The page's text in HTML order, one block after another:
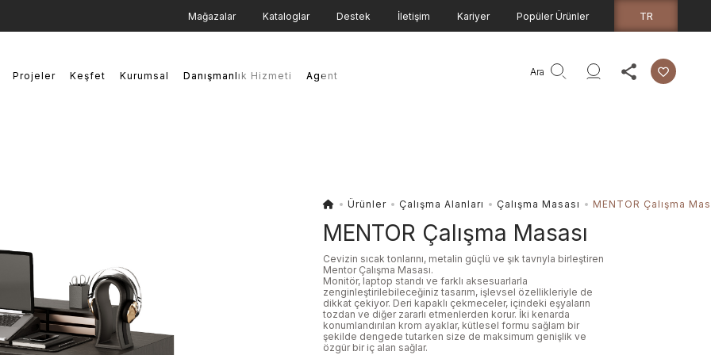
Mağazalar Kataloglar Destek İletişim Kariyer Popüler Ürünler TR
Projeler Keşfet Kurumsal Danışmanlık Hizmeti
Danışmanlık Hizmeti Agent
Agent Ara
Ürünler Çalışma Alanları Çalışma Masası MENTOR Çalışma
MENTOR Çalışma Masası
Cevizin sıcak tonlarını, metalin güçlü ve şık tavrıyla birleştiren
Mentor Çalışma Masası.
Monitör, laptop standı ve farklı aksesuarlarla
zenginleştirilebileceğiniz tasarım, işlevsel özellikleriyle de
dikkat çekiyor. Deri kapaklı çekmeceler, içindeki eşyaların
tozdan ve diğer zararlı etmenlerden korur. İki kenarda
konumlandırılan krom ayaklar, kütlesel formu sağlam bir
şekilde dengede tutarken size de maksimum genişlik ve
özgür bir iç alan sağlar.